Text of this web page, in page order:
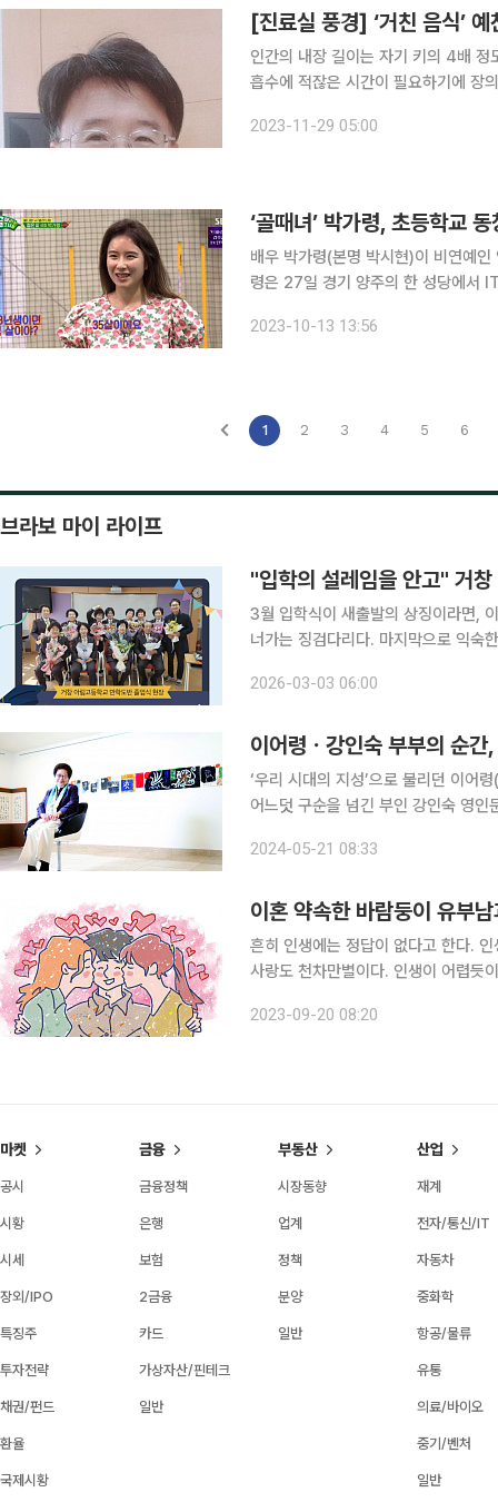
[진료실 풍경] ‘거친 음식’ 예
인간의 내장 길이는 자기 키의 4배 정
흡수에 적잖은 시간이 필요하기에 장의 길이
수렵과 채집을 통해 거의 날 것 그대
2023-11-29 05:00
‘골때녀’ 박가령, 초등학교
배우 박가령(본명 박시현)이 비연예인 연인과 결혼식을
령은 27일 경기 양주의 한 성당에서 IT
실을 보게 됐다. 박가령은 “배우고 본
2023-10-13 13:56
1 2 3 4 5 6
브라보 마이 라이프
"입학의 설레임을 안고" 거
3월 입학식이 새출발의 상징이라면,
너가는 징검다리다. 마지막으로 익숙
2026-03-03 06:00
이어령ㆍ강인숙 부부의 순간
‘우리 시대의 지성’으로 불리던 이
어느덧 구순을 넘긴 부인 강인숙 영
2024-05-21 08:33
이혼 약속한 바람둥이 유부
흔히 인생에는 정답이 없다고 한다.
사랑도 천차만별이다. 인생이 어렵듯
있다면 당신은 사랑에 준비된 사람이
2023-09-20 08:20
마켓
공시
시황
시세
장외/IPO
특징주
투자전략
채권/펀드
환율
국제시황
금융
금융정책
은행
보험
2금융
카드
가상자산/핀테크
일반
부동산
시장동향
업계
정책
분양
일반
산업
재계
전자/통신/IT
자동차
중화학
항공/물류
유통
의료/바이오
중기/벤처
일반